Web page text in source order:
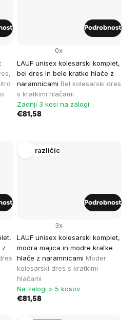
LAUF unisex kolesarski komplet,
bel dres in bele kratke hlače z
naramnicami Bel kolesarski dres
s kratkimi hlačami
0x
Zadnji 3 kosi na zalogi
€81,58
Podrobnost
z
Več različic
LAUF unisex kolesarski komplet,
modra majica in modre kratke
hlače z naramnicami Moder
kolesarski dres s kratkimi
hlačami
3x
Na zalogi > 5 kosov
€81,58
Podrobnost